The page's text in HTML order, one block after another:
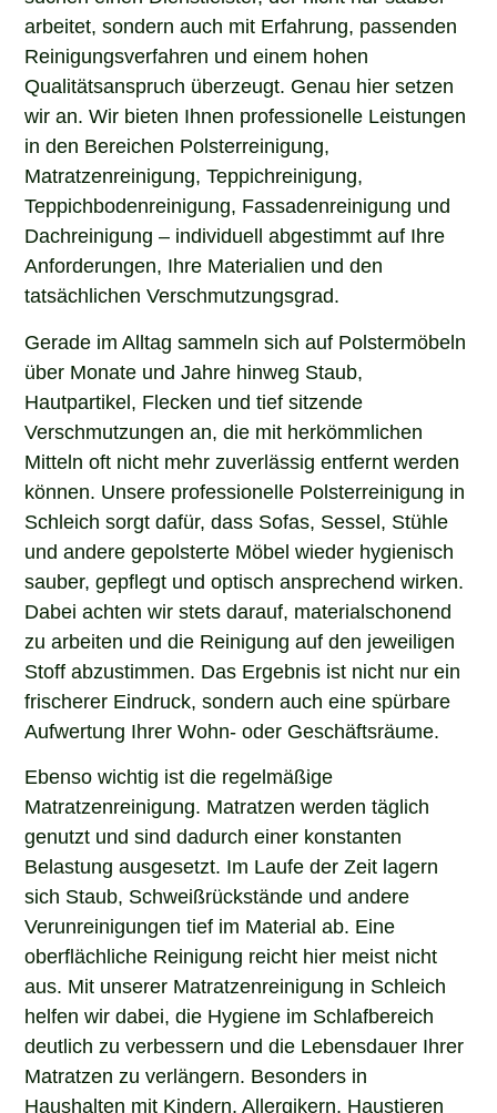
arbeitet, sondern auch mit Erfahrung, passenden
Reinigungsverfahren und einem hohen
Qualitätsanspruch überzeugt. Genau hier setzen
wir an. Wir bieten Ihnen professionelle Leistungen
in den Bereichen Polsterreinigung,
Matratzenreinigung, Teppichreinigung,
Teppichbodenreinigung, Fassadenreinigung und
Dachreinigung – individuell abgestimmt auf Ihre
Anforderungen, Ihre Materialien und den
tatsächlichen Verschmutzungsgrad.
Gerade im Alltag sammeln sich auf Polstermöbeln
über Monate und Jahre hinweg Staub,
Hautpartikel, Flecken und tief sitzende
Verschmutzungen an, die mit herkömmlichen
Mitteln oft nicht mehr zuverlässig entfernt werden
können. Unsere professionelle Polsterreinigung in
Schleich sorgt dafür, dass Sofas, Sessel, Stühle
und andere gepolsterte Möbel wieder hygienisch
sauber, gepflegt und optisch ansprechend wirken.
Dabei achten wir stets darauf, materialschonend
zu arbeiten und die Reinigung auf den jeweiligen
Stoff abzustimmen. Das Ergebnis ist nicht nur ein
frischerer Eindruck, sondern auch eine spürbare
Aufwertung Ihrer Wohn- oder Geschäftsräume.
Ebenso wichtig ist die regelmäßige
Matratzenreinigung. Matratzen werden täglich
genutzt und sind dadurch einer konstanten
Belastung ausgesetzt. Im Laufe der Zeit lagern
sich Staub, Schweißrückstände und andere
Verunreinigungen tief im Material ab. Eine
oberflächliche Reinigung reicht hier meist nicht
aus. Mit unserer Matratzenreinigung in Schleich
helfen wir dabei, die Hygiene im Schlafbereich
deutlich zu verbessern und die Lebensdauer Ihrer
Matratzen zu verlängern. Besonders in
Haushalten mit Kindern, Allergikern, Haustieren